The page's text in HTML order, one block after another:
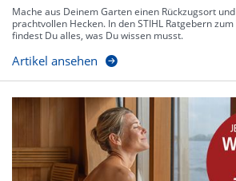
Mache aus Deinem Garten einen Rückzugsort
prachtvollen Hecken. In den STIHL Ratgebern
findest Du alles, was Du wissen musst.
Artikel ansehen